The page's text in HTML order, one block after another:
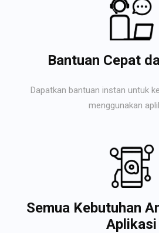
Bantuan Cepat
Dapatkan bantuan instan untuk
menggunakan
Semua Kebutuhan
Aplikasi